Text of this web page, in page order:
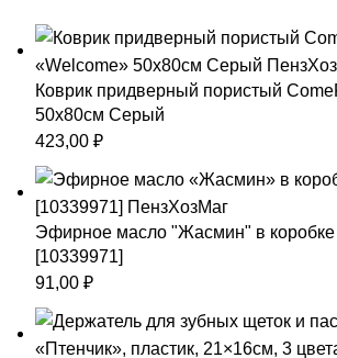
Коврик придверный пористый
50х80см Серый
423,00 ₽
Эфирное масло "Жасмин" в
[10339971]
91,00 ₽